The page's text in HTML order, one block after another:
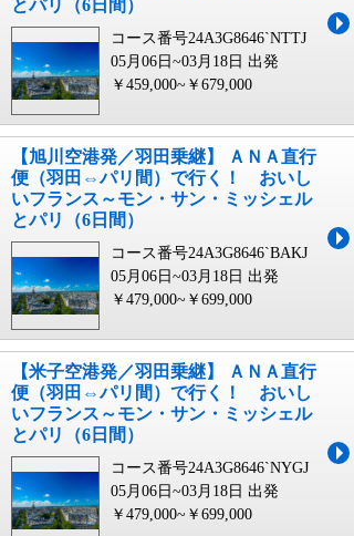
とパリ（6日間）
コース番号24A3G8646`NTTJ
05月06日~03月18日 出発
￥459,000~￥679,000
【旭川空港発／羽田乗継】 ＡＮＡ直行
便（羽田⇔パリ間）で行く！ おいし
いフランス～モン・サン・ミッシェル
とパリ（6日間）
コース番号24A3G8646`BAKJ
05月06日~03月18日 出発
￥479,000~￥699,000
【米子空港発／羽田乗継】 ＡＮＡ直行
便（羽田⇔パリ間）で行く！ おいし
いフランス～モン・サン・ミッシェル
とパリ（6日間）
コース番号24A3G8646`NYGJ
05月06日~03月18日 出発
￥479,000~￥699,000